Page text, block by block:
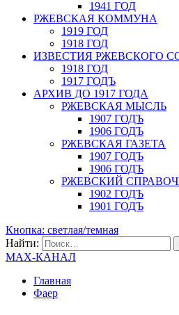
1941 ГОД
РЖЕВСКАЯ КОММУНА
1919 ГОД
1918 ГОД
ИЗВЕСТИЯ РЖЕВСКОГО
1918 ГОД
1917 ГОДЪ
АРХИВ ДО 1917 ГОДА
РЖЕВСКАЯ МЫСЛЬ
1907 ГОДЪ
1906 ГОДЪ
РЖЕВСКАЯ ГАЗЕТА
1907 ГОДЪ
1906 ГОДЪ
РЖЕВСКИЙ
1902 ГОДЪ
1901 ГОДЪ
Кнопка: светлая/темная
Найти:
MAX-КАНАЛ
Главная
Фаер